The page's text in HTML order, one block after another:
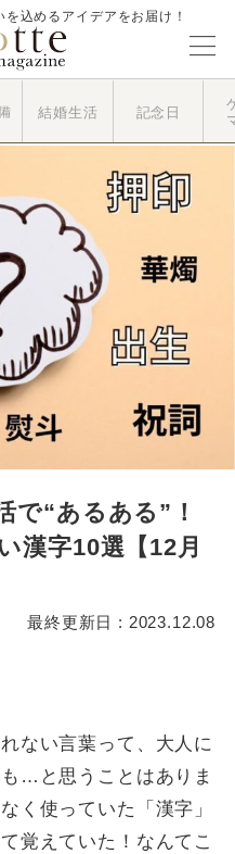
込めるアイデアをお届け！
結婚生活 記念日
で“あるある”！
漢字10選【12月
最終更新日 : 2023.12.08
ない言葉って、大人に
…と思うことはありま
く使っていた「漢字」
覚えていた！なんてこ